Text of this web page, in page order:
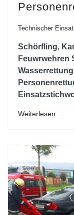
Technischer
Schörfling,
Feuwrwehren
Weiterlesen …